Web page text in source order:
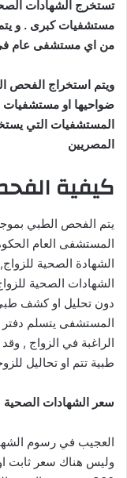
تستخرج الشهادات
مستشفيات كبرى . و
من اي مستشفى عام
ويتم استخراج الفحص
ضواحيها او
المستشفيات التي
المصريين
كيفية
يتم الفحص الطبي
المستشفى العام
الشهادة الصحية
الشهادات الصحية
دون تحليل او كشف
المستشفى يتسلم دفتر
الراغبة في الزواج ,
طبية تتم او تحاليل
سعر الشهادات الصحية
العجيب في رسوم